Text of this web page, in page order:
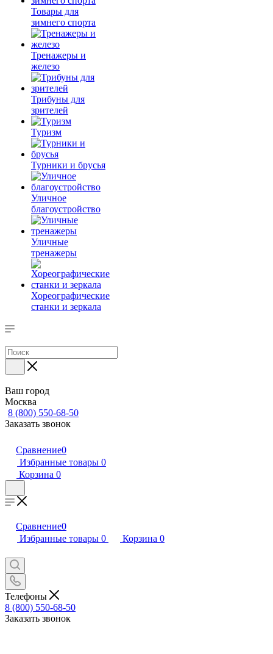
Товары для
зимнего спорта
Тренажеры и
железо
Трибуны для
зрителей
Туризм
Турники и брусья
Уличное
благоустройство
Уличные
тренажеры
Хореографические
станки и зеркала
Ваш город
Москва
8 (800) 550-68-50
Заказать звонок
Сравнение0
Избранные товары 0
Корзина 0
Сравнение0
Избранные товары 0 Корзина 0
Телефоны
8 (800) 550-68-50
Заказать звонок